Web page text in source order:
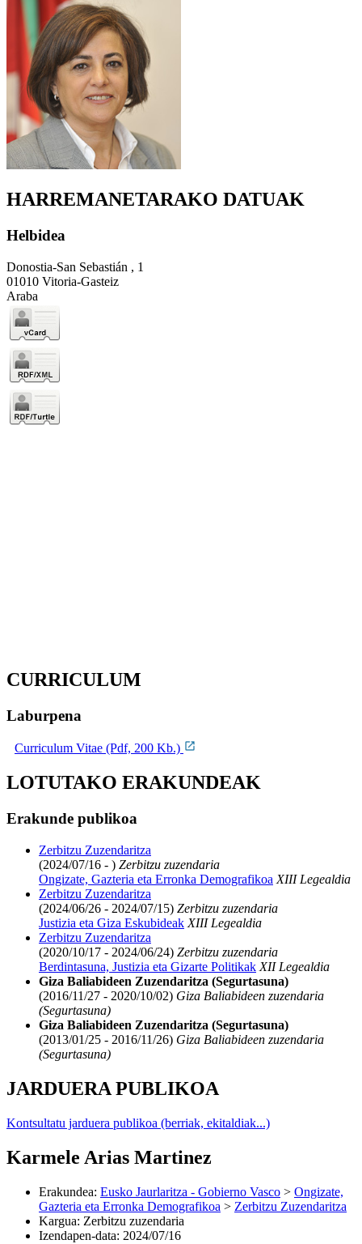
HARREMANETARAKO DATUAK
Helbidea
Donostia-San Sebastián , 1
01010 Vitoria-Gasteiz
Araba
CURRICULUM
Laburpena
Curriculum Vitae (Pdf, 200 Kb.)
LOTUTAKO ERAKUNDEAK
Erakunde publikoa
Zerbitzu Zuzendaritza
(2024/07/16 - ) Zerbitzu zuzendaria
Ongizate, Gazteria eta Erronka Demografikoa XIII Legealdia
Zerbitzu Zuzendaritza
(2024/06/26 - 2024/07/15) Zerbitzu zuzendaria
Justizia eta Giza Eskubideak XIII Legealdia
Zerbitzu Zuzendaritza
(2020/10/17 - 2024/06/24) Zerbitzu zuzendaria
Berdintasuna, Justizia eta Gizarte Politikak XII Legealdia
Giza Baliabideen Zuzendaritza (Segurtasuna)
(2016/11/27 - 2020/10/02) Giza Baliabideen zuzendaria
(Segurtasuna)
Giza Baliabideen Zuzendaritza (Segurtasuna)
(2013/01/25 - 2016/11/26) Giza Baliabideen zuzendaria
(Segurtasuna)
JARDUERA PUBLIKOA
Kontsultatu jarduera publikoa (berriak, ekitaldiak...)
Karmele Arias Martinez
Erakundea: Eusko Jaurlaritza - Gobierno Vasco > Ongizate,
Gazteria eta Erronka Demografikoa > Zerbitzu Zuzendaritza
Kargua: Zerbitzu zuzendaria
Izendapen-data: 2024/07/16